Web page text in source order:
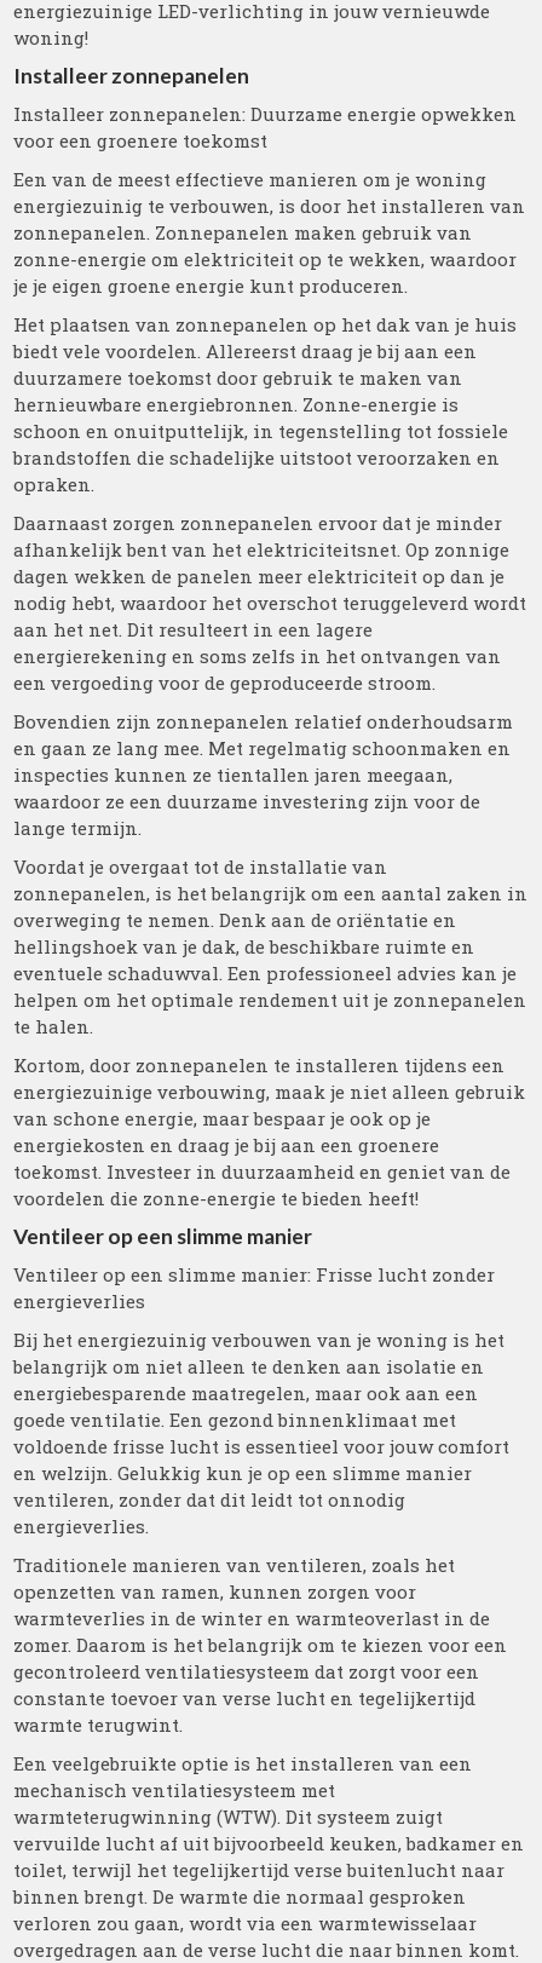
energiezuinige LED-verlichting in jouw vernieuwde
woning!
Installeer zonnepanelen
Installeer zonnepanelen: Duurzame energie opwekken
voor een groenere toekomst
Een van de meest effectieve manieren om je woning
energiezuinig te verbouwen, is door het installeren van
zonnepanelen. Zonnepanelen maken gebruik van
zonne-energie om elektriciteit op te wekken, waardoor
je je eigen groene energie kunt produceren.
Het plaatsen van zonnepanelen op het dak van je huis
biedt vele voordelen. Allereerst draag je bij aan een
duurzamere toekomst door gebruik te maken van
hernieuwbare energiebronnen. Zonne-energie is
schoon en onuitputtelijk, in tegenstelling tot fossiele
brandstoffen die schadelijke uitstoot veroorzaken en
opraken.
Daarnaast zorgen zonnepanelen ervoor dat je minder
afhankelijk bent van het elektriciteitsnet. Op zonnige
dagen wekken de panelen meer elektriciteit op dan je
nodig hebt, waardoor het overschot teruggeleverd wordt
aan het net. Dit resulteert in een lagere
energierekening en soms zelfs in het ontvangen van
een vergoeding voor de geproduceerde stroom.
Bovendien zijn zonnepanelen relatief onderhoudsarm
en gaan ze lang mee. Met regelmatig schoonmaken en
inspecties kunnen ze tientallen jaren meegaan,
waardoor ze een duurzame investering zijn voor de
lange termijn.
Voordat je overgaat tot de installatie van
zonnepanelen, is het belangrijk om een aantal zaken in
overweging te nemen. Denk aan de oriëntatie en
hellingshoek van je dak, de beschikbare ruimte en
eventuele schaduwval. Een professioneel advies kan je
helpen om het optimale rendement uit je zonnepanelen
te halen.
Kortom, door zonnepanelen te installeren tijdens een
energiezuinige verbouwing, maak je niet alleen gebruik
van schone energie, maar bespaar je ook op je
energiekosten en draag je bij aan een groenere
toekomst. Investeer in duurzaamheid en geniet van de
voordelen die zonne-energie te bieden heeft!
Ventileer op een slimme manier
Ventileer op een slimme manier: Frisse lucht zonder
energieverlies
Bij het energiezuinig verbouwen van je woning is het
belangrijk om niet alleen te denken aan isolatie en
energiebesparende maatregelen, maar ook aan een
goede ventilatie. Een gezond binnenklimaat met
voldoende frisse lucht is essentieel voor jouw comfort
en welzijn. Gelukkig kun je op een slimme manier
ventileren, zonder dat dit leidt tot onnodig
energieverlies.
Traditionele manieren van ventileren, zoals het
openzetten van ramen, kunnen zorgen voor
warmteverlies in de winter en warmteoverlast in de
zomer. Daarom is het belangrijk om te kiezen voor een
gecontroleerd ventilatiesysteem dat zorgt voor een
constante toevoer van verse lucht en tegelijkertijd
warmte terugwint.
Een veelgebruikte optie is het installeren van een
mechanisch ventilatiesysteem met
warmteterugwinning (WTW). Dit systeem zuigt
vervuilde lucht af uit bijvoorbeeld keuken, badkamer en
toilet, terwijl het tegelijkertijd verse buitenlucht naar
binnen brengt. De warmte die normaal gesproken
verloren zou gaan, wordt via een warmtewisselaar
overgedragen aan de verse lucht die naar binnen komt.